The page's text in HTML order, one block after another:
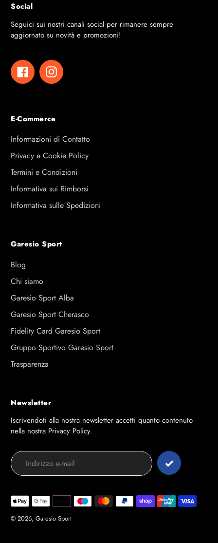
Social
Seguici sui nostri canali social per rimanere sempre
aggiornato su novità e promozioni!
FacebookInstagram
E-Commerce
Informazioni di Contatto
Privacy e Cookie Policy
Termini e Condizioni
Informativa sui Rimborsi
Informativa sulle Spedizioni
Garesio Sport
Blog
Chi siamo
Garesio Sport Alba
Garesio Sport Cherasco
Fidelity Card Garesio Sport
Gruppo Sportivo Garesio Sport
Trasparenza
Newsletter
Iscrivendoti alla nostra newsletter accetti quanto contenuto
nella nostra Privacy Policy.
© 2026, Garesio Sport
Modalità
di
pagamento